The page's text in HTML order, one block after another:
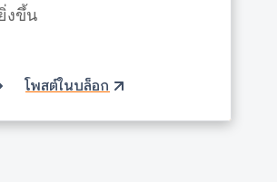
งขึ้น
โพสต์ในบล็อก